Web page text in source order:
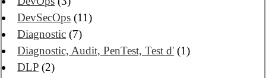
DevSecOps (11)
Diagnostic (7)
Diagnostic, Audit, PenTest, Test d' (1)
DLP (2)